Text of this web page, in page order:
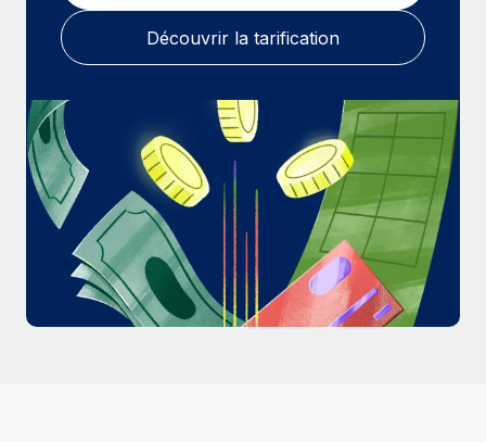
En savoir plus
Découvrir la tarification